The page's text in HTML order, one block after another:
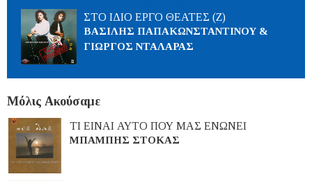
ΣΤΟ ΙΔΙΟ ΕΡΓΟ ΘΕΑΤΕΣ (Ζ)
ΒΑΣΙΛΗΣ ΠΑΠΑΚΩΝΣΤΑΝΤΙΝΟΥ &
ΓΙΩΡΓΟΣ ΝΤΑΛΑΡΑΣ
Μόλις Ακούσαμε
ΤΙ ΕΙΝΑΙ ΑΥΤΟ ΠΟΥ ΜΑΣ ΕΝΩΝΕΙ
ΜΠΑΜΠΗΣ ΣΤΟΚΑΣ